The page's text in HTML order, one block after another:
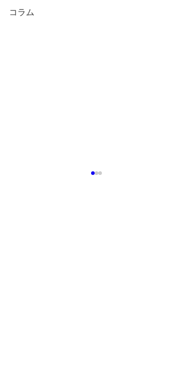
コラム